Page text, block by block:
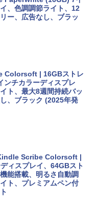
ック：AIとApple Intell
ンチLiquid Retinaディ
ユニファイドメモリ、1
語キーボード、Touch I
定】 HP ノートパソコ
チ 16GBメモリ 512GB
コン WE1-K3 (MS 365 P
ー搭載/Win 11/15.6型/
512GB/ホワイト) FM
対応|PC2台
Edition | オンライ
典: 思い通りの絵を引き
パー・カタログ: 本体ハ
新エミュレータ紹介
、色調調節ライト、12
ー、広告なし、ブラッ
Colorsoft | 16GBストレ
ンチカラーディスプレ
ト、最大8週間持続バッ
、ブラック (2025年発
Scribe Colorsoft |
ィスプレイ、64GBスト
能搭載、明るさ自動調
ト、プレミアムペン付